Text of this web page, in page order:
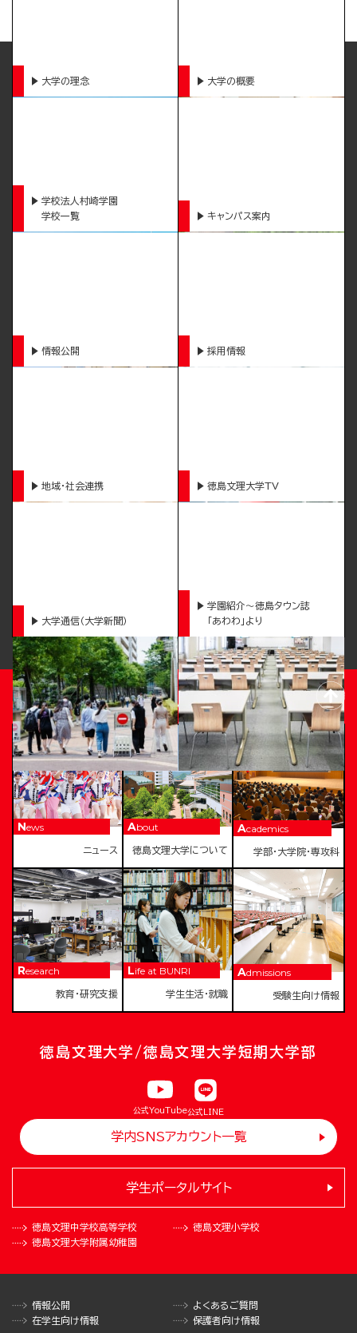
大学の理念 大学の概要
学校法人村崎学園
学校一覧
キャンパス案内
情報公開 採用情報
地域・社会連携 徳島文理大学TV
大学通信（大学新聞）
学園紹介～徳島タウン誌
「あわわ」より
TOKUSHIMA BUNRI UNIVERSITY
News
ニュース
About
徳島文理大学について
Academics
学部・大学院・専攻科
Research
教育・研究支援
Life at BUNRI
学生生活・就職
Admissions
受験生向け情報
徳島文理大学/徳島文理大学短期大学部
公式YouTube公式LINE
学内SNSアカウント一覧
徳島文理中学校高等学校
徳島文理小学校
徳島文理大学附属幼稚園
学生ポータルサイト
情報公開
よくあるご質問
在学生向け情報
保護者向け情報